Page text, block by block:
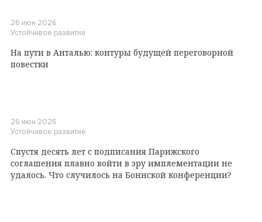
26 июн 2026
Устойчивое развитие
На пути в Анталью: контуры будущей переговорной
повестки
26 июн 2026
Устойчивое развитие
Спустя десять лет с подписания Парижского
соглашения плавно войти в эру имплементации не
удалось. Что случилось на Боннской конференции?